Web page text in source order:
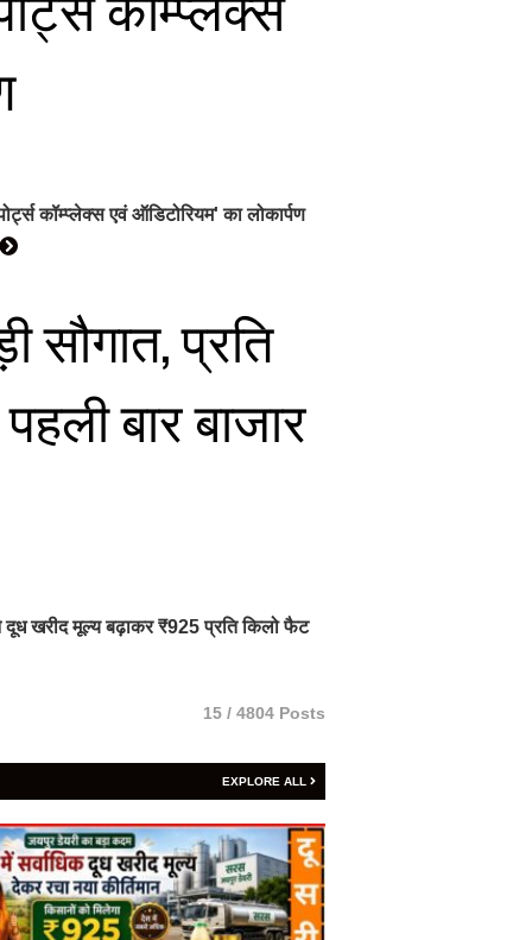
कॉम्प्लेक्स एवं ऑडिटोरियम' का लोकार्पण
सौगात, प्रति
बार बाजार
दूध खरीद मूल्य बढ़ाकर ₹925 प्रति किलो फैट
15 / 4804 Posts
EXPLORE ALL